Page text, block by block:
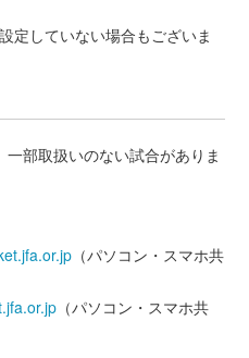
定していない場合もございま
部取扱いのない試合がありま
（パソコン・スマホ共
（パソコン・スマホ共